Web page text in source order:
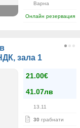
Варна
Онлайн резервация
зала 1
21.00€
41.07лв
13.11
30 грабнати